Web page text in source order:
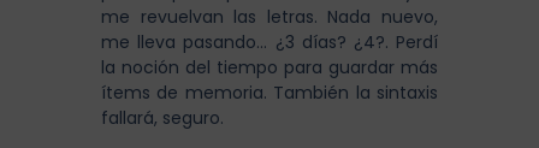
me revuelvan las letras. Nada nuevo,
me lleva pasando… ¿3 días? ¿4?. Perdí
la noción del tiempo para guardar más
ítems de memoria. También la sintaxis
fallará, seguro.